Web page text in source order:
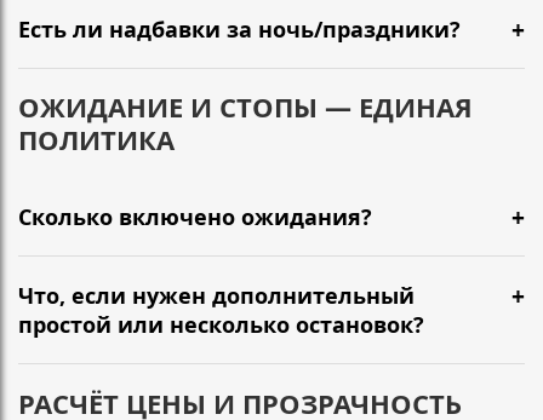
Есть ли надбавки за ночь/праздники?
ОЖИДАНИЕ И СТОПЫ — ЕДИНАЯ
ПОЛИТИКА
Сколько включено ожидания?
Что, если нужен дополнительный
простой или несколько остановок?
РАСЧЁТ ЦЕНЫ И ПРОЗРАЧНОСТЬ